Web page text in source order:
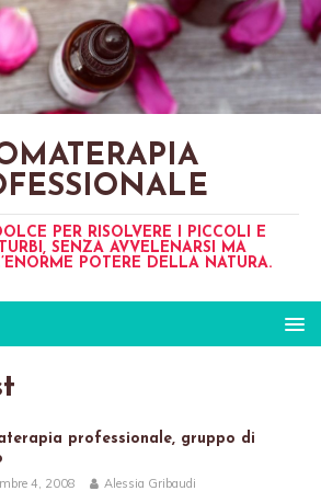
PER RISOLVERE I PICCOLI E
SENZA AVVELENARSI MA
POTERE DELLA NATURA.
professionale, gruppo di
4, 2008 Alessia Gribaudi